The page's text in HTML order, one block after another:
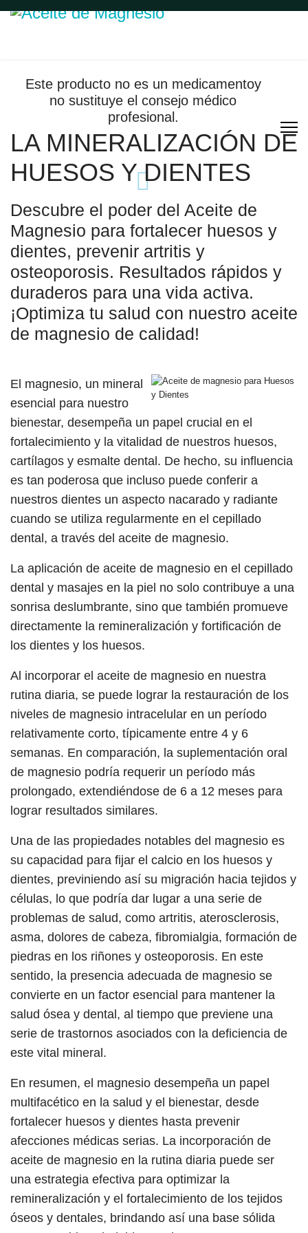
Este producto no es un medicamentoy
no sustituye el consejo médico
profesional.
LA MINERALIZACIÓN DE
HUESOS Y DIENTES
Descubre el poder del Aceite de
Magnesio para fortalecer huesos y
dientes, prevenir artritis y
osteoporosis. Resultados rápidos y
duraderos para una vida activa.
¡Optimiza tu salud con nuestro aceite
de magnesio de calidad!
El magnesio, un mineral
esencial para nuestro
bienestar, desempeña un papel crucial en el
fortalecimiento y la vitalidad de nuestros huesos,
cartílagos y esmalte dental. De hecho, su influencia
es tan poderosa que incluso puede conferir a
nuestros dientes un aspecto nacarado y radiante
cuando se utiliza regularmente en el cepillado
dental, a través del aceite de magnesio.
La aplicación de aceite de magnesio en el cepillado
dental y masajes en la piel no solo contribuye a una
sonrisa deslumbrante, sino que también promueve
directamente la remineralización y fortificación de
los dientes y los huesos.
Al incorporar el aceite de magnesio en nuestra
rutina diaria, se puede lograr la restauración de los
niveles de magnesio intracelular en un período
relativamente corto, típicamente entre 4 y 6
semanas. En comparación, la suplementación oral
de magnesio podría requerir un período más
prolongado, extendiéndose de 6 a 12 meses para
lograr resultados similares.
Una de las propiedades notables del magnesio es
su capacidad para fijar el calcio en los huesos y
dientes, previniendo así su migración hacia tejidos y
células, lo que podría dar lugar a una serie de
problemas de salud, como artritis, aterosclerosis,
asma, dolores de cabeza, fibromialgia, formación de
piedras en los riñones y osteoporosis. En este
sentido, la presencia adecuada de magnesio se
convierte en un factor esencial para mantener la
salud ósea y dental, al tiempo que previene una
serie de trastornos asociados con la deficiencia de
este vital mineral.
En resumen, el magnesio desempeña un papel
multifacético en la salud y el bienestar, desde
fortalecer huesos y dientes hasta prevenir
afecciones médicas serias. La incorporación de
aceite de magnesio en la rutina diaria puede ser
una estrategia efectiva para optimizar la
remineralización y el fortalecimiento de los tejidos
óseos y dentales, brindando así una base sólida